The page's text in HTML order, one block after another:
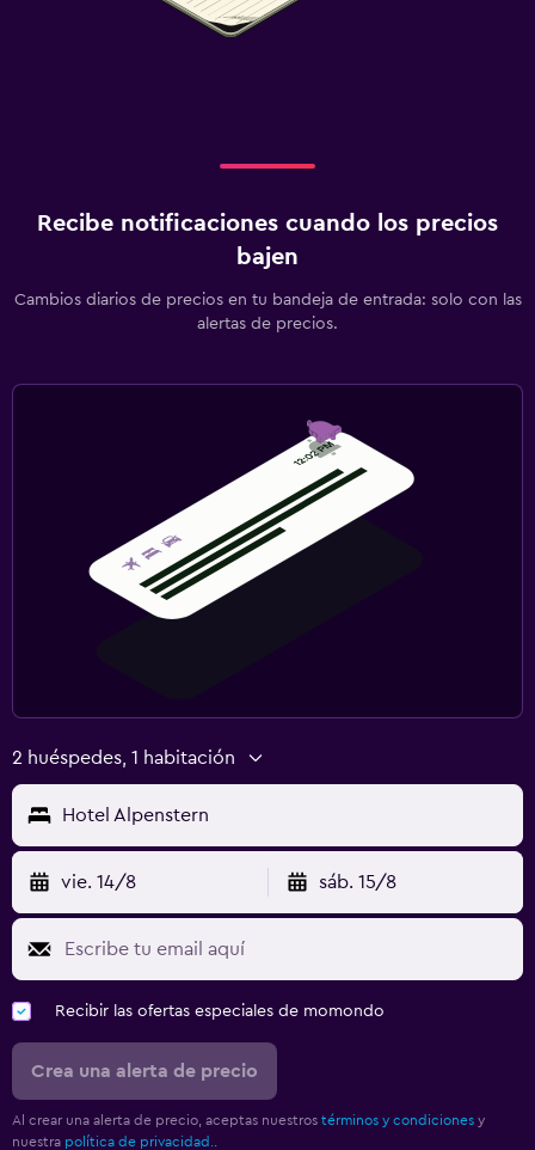
Cuidado de niños o guardería
Cuna/cama nido disponibles
Botiquín de primeros auxilios
Caja fuerte
Lavandería
Lavandería
Gimnasio
Gimnasio
Recibe notificaciones cuando los precios
bajen
Cambios diarios de precios en tu bandeja de entrada: solo con las
alertas de precios.
2 huéspedes, 1 habitación
Hotel Alpenstern
vie. 14/8 sáb. 15/8
Recibir las ofertas especiales de momondo
Crea una alerta de precio
Al crear una alerta de precio, aceptas nuestros términos y condiciones y
nuestra política de privacidad.